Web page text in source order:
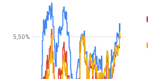
5,50%